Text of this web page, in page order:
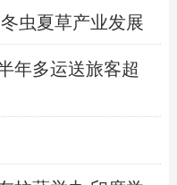
虫夏草产业发展
年多运送旅客超